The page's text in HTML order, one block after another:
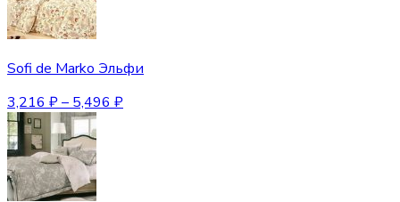
Sofi de Marko Эльфи
3,216 ₽– 5,496 ₽